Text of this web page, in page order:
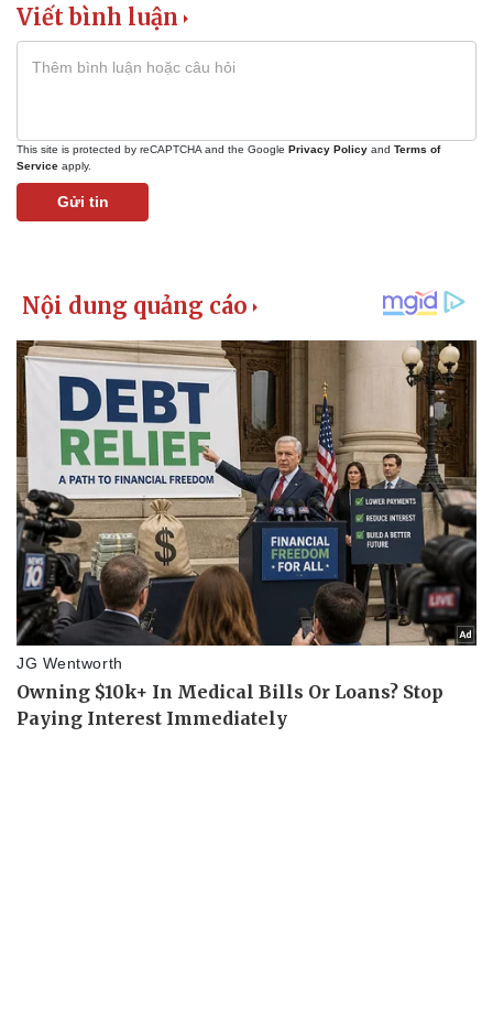
Viết bình luận
This site is protected by reCAPTCHA and the Google Privacy Policy and Terms of
Service apply.
Gửi tin